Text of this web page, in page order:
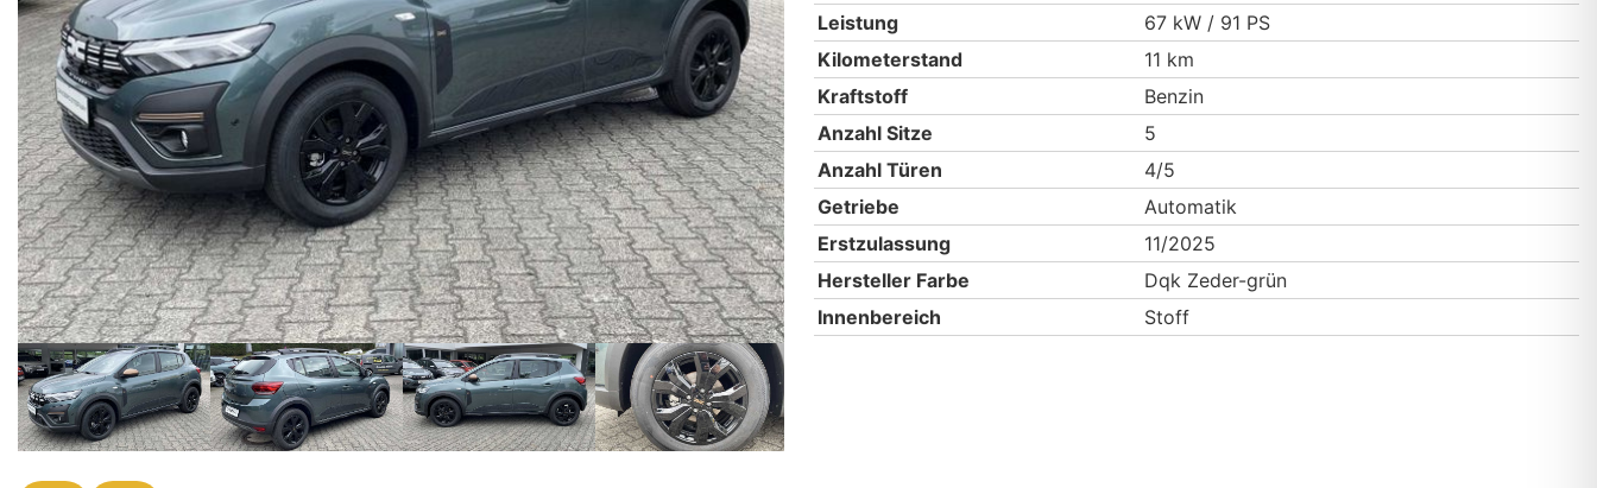
Leistung
67 kW / 91 PS
Kilometerstand
11 km
Kraftstoff
Benzin
Anzahl Sitze
5
Anzahl Türen
4/5
Getriebe
Automatik
Erstzulassung
11/2025
Hersteller Farbe
Dqk Zeder-grün
Innenbereich
Stoff